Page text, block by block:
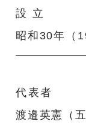
設 立
昭和30年（
代表者
渡邉英憲（五